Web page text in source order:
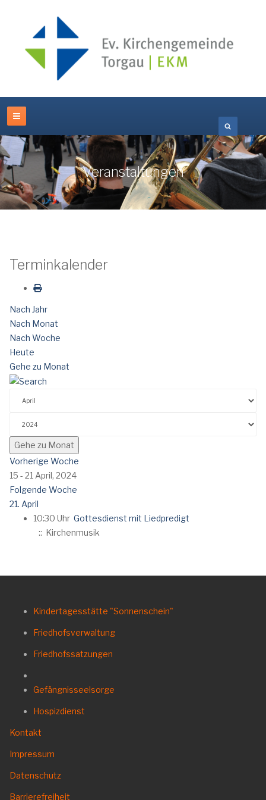
Veranstaltungen
Terminkalender
Nach Jahr
Nach Monat
Nach Woche
Heute
Gehe zu Monat
Gehe zu Monat
Vorherige Woche
15 - 21 April, 2024
Folgende Woche
21. April
10:30 Uhr Gottesdienst mit Liedpredigt
:: Kirchenmusik
Kindertagesstätte "Sonnenschein"
Friedhofsverwaltung
Friedhofssatzungen
Gefängnisseelsorge
Hospizdienst
Kontakt
Impressum
Datenschutz
Barrierefreiheit